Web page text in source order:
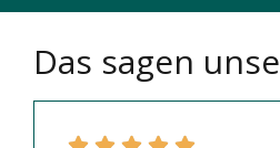
Das sagen